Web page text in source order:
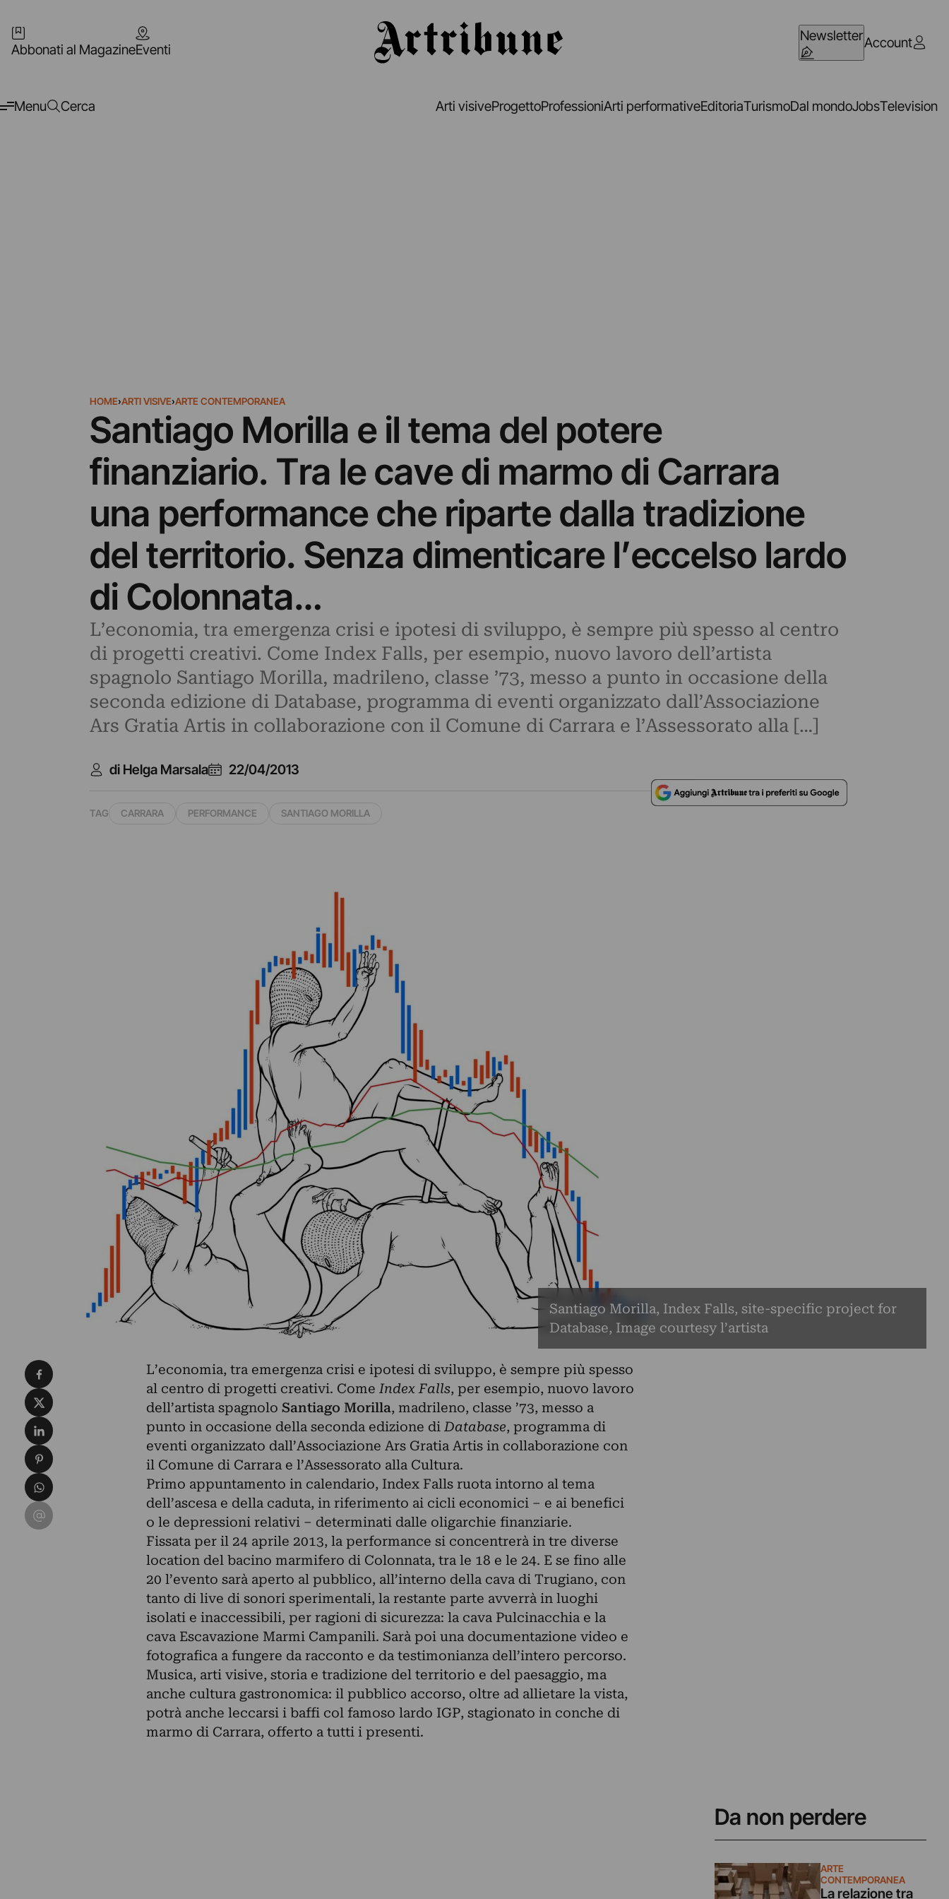
Abbonati al MagazineEventi
NewsletterAccount
Menu Cerca Arti visiveProgettoProfessioniArti performativeEditoriaTurismoDal mondoJobsTelevision
HOME›ARTI VISIVE›ARTE CONTEMPORANEA
Santiago Morilla e il tema del potere
finanziario. Tra le cave di marmo di Carrara
una performance che riparte dalla tradizione
del territorio. Senza dimenticare l’eccelso lardo
di Colonnata…
L’economia, tra emergenza crisi e ipotesi di sviluppo, è sempre più spesso al centro
di progetti creativi. Come Index Falls, per esempio, nuovo lavoro dell’artista
spagnolo Santiago Morilla, madrileno, classe ’73, messo a punto in occasione della
seconda edizione di Database, programma di eventi organizzato dall’Associazione
Ars Gratia Artis in collaborazione con il Comune di Carrara e l’Assessorato alla […]
di Helga Marsala 22/04/2013
TAG CARRARA PERFORMANCE SANTIAGO MORILLA
Santiago Morilla, Index Falls, site-specific project for
Database, Image courtesy l’artista
L’economia, tra emergenza crisi e ipotesi di sviluppo, è sempre più spesso
al centro di progetti creativi. Come Index Falls, per esempio, nuovo lavoro
dell’artista spagnolo Santiago Morilla, madrileno, classe ’73, messo a
punto in occasione della seconda edizione di Database, programma di
eventi organizzato dall’Associazione Ars Gratia Artis in collaborazione con
il Comune di Carrara e l’Assessorato alla Cultura.
Primo appuntamento in calendario, Index Falls ruota intorno al tema
dell’ascesa e della caduta, in riferimento ai cicli economici – e ai benefici
o le depressioni relativi – determinati dalle oligarchie finanziarie.
Fissata per il 24 aprile 2013, la performance si concentrerà in tre diverse
location del bacino marmifero di Colonnata, tra le 18 e le 24. E se fino alle
20 l’evento sarà aperto al pubblico, all’interno della cava di Trugiano, con
tanto di live di sonori sperimentali, la restante parte avverrà in luoghi
isolati e inaccessibili, per ragioni di sicurezza: la cava Pulcinacchia e la
cava Escavazione Marmi Campanili. Sarà poi una documentazione video e
fotografica a fungere da racconto e da testimonianza dell’intero percorso.
Musica, arti visive, storia e tradizione del territorio e del paesaggio, ma
anche cultura gastronomica: il pubblico accorso, oltre ad allietare la vista,
potrà anche leccarsi i baffi col famoso lardo IGP, stagionato in conche di
marmo di Carrara, offerto a tutti i presenti.
Da non perdere
ARTE
CONTEMPORANEA
La relazione tra
Condividi su Facebook
Condividi su X
Condividi su LinkedIn
Condividi su Pinterest
Condividi su WhatsApp
Condividi su Email